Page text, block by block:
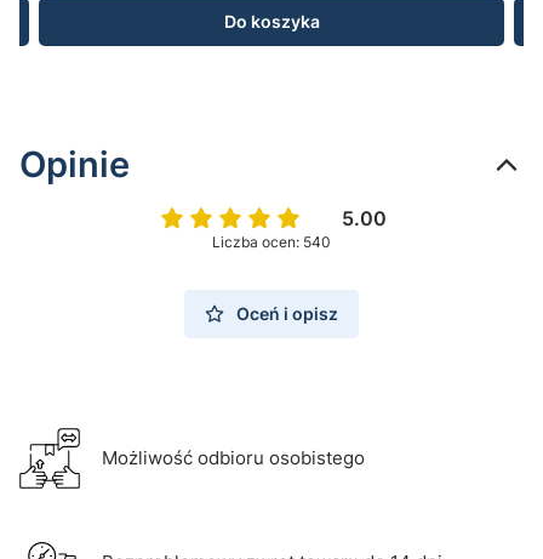
Do koszyka
Opinie
5.00
Liczba ocen: 540
Oceń i opisz
Możliwość odbioru osobistego